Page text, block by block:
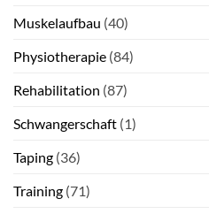
Muskelaufbau (40)
Physiotherapie (84)
Rehabilitation (87)
Schwangerschaft (1)
Taping (36)
Training (71)